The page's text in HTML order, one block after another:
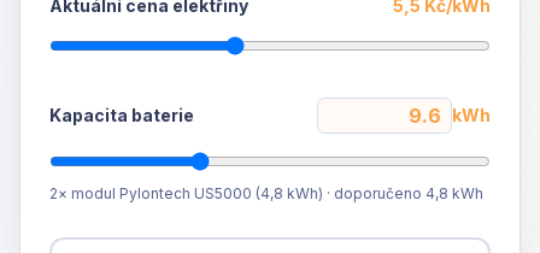
Aktuální cena elektřiny 5,5 Kč/kWh
Kapacita baterie kWh
2× modul Pylontech US5000 (4,8 kWh) · doporučeno 4,8 kWh